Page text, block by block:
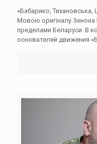
«Бабарико,
Мовою оригіналу
пределами Беларуси. В
основателей движения